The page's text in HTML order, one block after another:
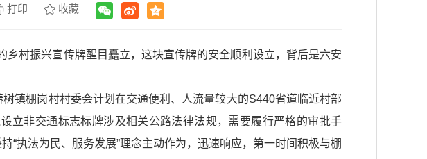
打印 收藏
村振兴宣传牌醒目矗立，这块宣传牌的安全顺利设立，背后是六安
镇棚岗村村委会计划在交通便利、人流量较大的S440省道临近村部
立非交通标志标牌涉及相关公路法律法规，需要履行严格的审批手
执法为民、服务发展”理念主动作为，迅速响应，第一时间积极与棚